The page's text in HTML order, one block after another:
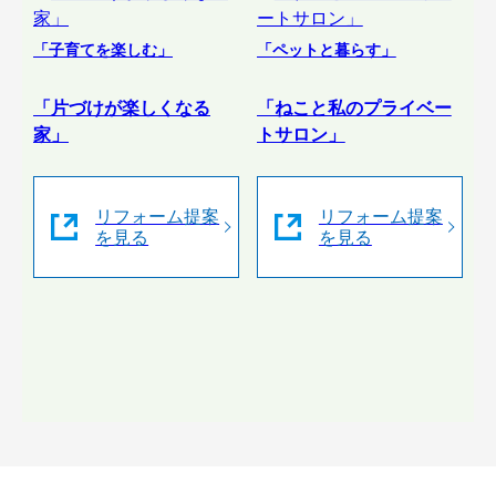
「子育てを楽しむ」
「片づけが楽しくなる
家」
リフォーム提案
を見る
「ペットと暮らす」
「ねこと私のプライベー
トサロン」
リフォーム提案
を見る